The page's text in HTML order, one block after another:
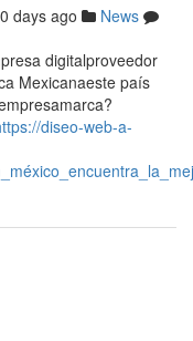
days ago
News
digitalproveedor
Mexicanaeste país
diseo-web-a-